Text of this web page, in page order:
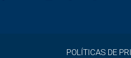
POLÍTICAS DE